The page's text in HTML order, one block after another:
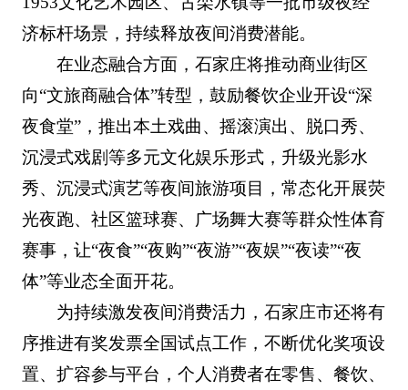
济标杆场景，持续释放夜间消费潜能。
在业态融合方面，石家庄将推动商业街区
向“文旅商融合体”转型，鼓励餐饮企业开设“深
夜食堂”，推出本土戏曲、摇滚演出、脱口秀、
沉浸式戏剧等多元文化娱乐形式，升级光影水
秀、沉浸式演艺等夜间旅游项目，常态化开展荧
光夜跑、社区篮球赛、广场舞大赛等群众性体育
赛事，让“夜食”“夜购”“夜游”“夜娱”“夜读”“夜
体”等业态全面开花。
为持续激发夜间消费活力，石家庄市还将有
序推进有奖发票全国试点工作，不断优化奖项设
置、扩容参与平台，个人消费者在零售、餐饮、